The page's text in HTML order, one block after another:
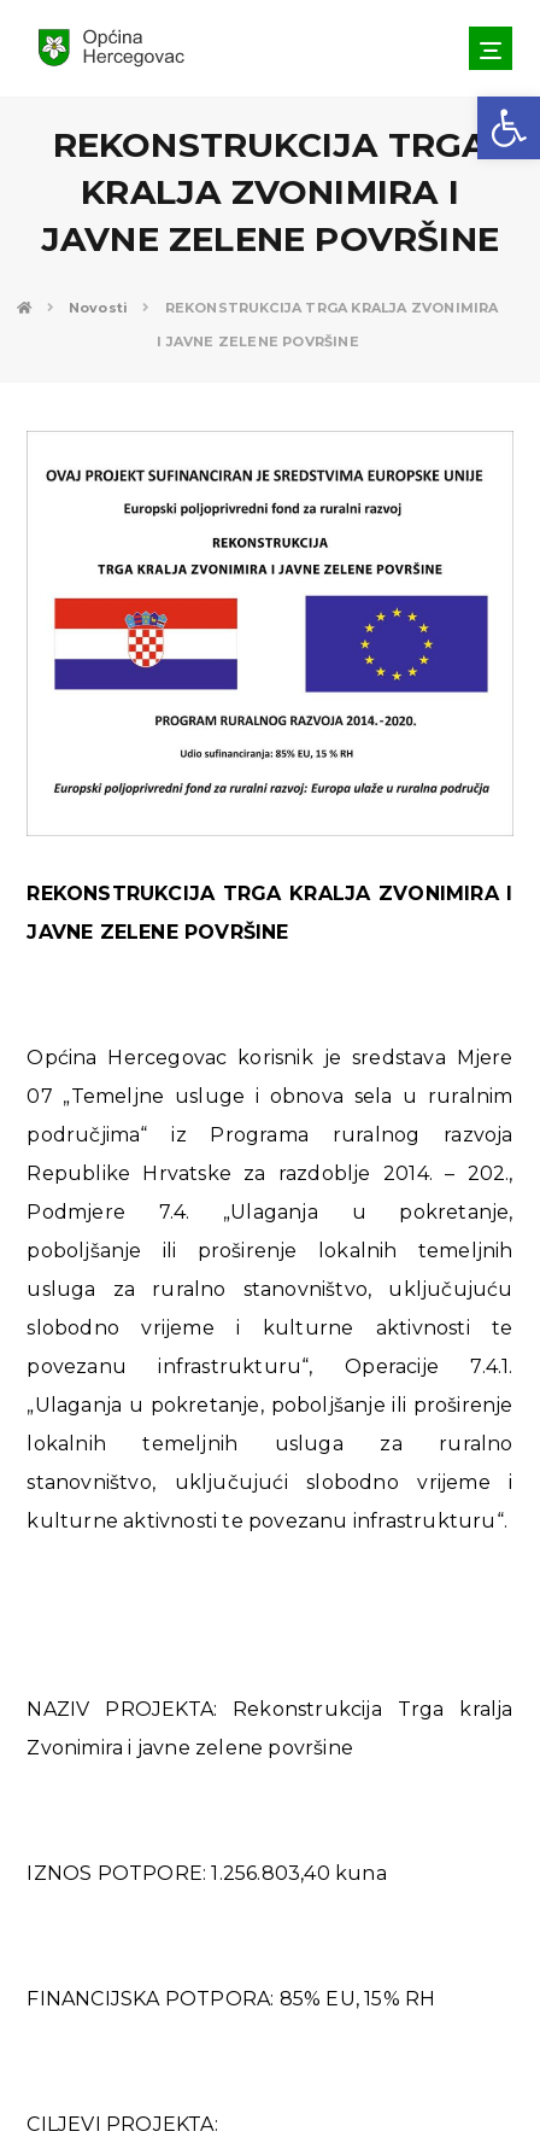
Open toolbar
REKONSTRUKCIJA TRGA
KRALJA ZVONIMIRA I
JAVNE ZELENE POVRŠINE
Novosti
REKONSTRUKCIJA TRGA KRALJA ZVONIMIRA
I JAVNE ZELENE POVRŠINE
REKONSTRUKCIJA TRGA KRALJA ZVONIMIRA I
JAVNE ZELENE POVRŠINE
Općina Hercegovac korisnik je sredstava Mjere
07 „Temeljne usluge i obnova sela u ruralnim
područjima“ iz Programa ruralnog razvoja
Republike Hrvatske za razdoblje 2014. – 202.,
Podmjere 7.4. „Ulaganja u pokretanje,
poboljšanje ili proširenje lokalnih temeljnih
usluga za ruralno stanovništvo, uključujuću
slobodno vrijeme i kulturne aktivnosti te
povezanu infrastrukturu“, Operacije 7.4.1.
„Ulaganja u pokretanje, poboljšanje ili proširenje
lokalnih temeljnih usluga za ruralno
stanovništvo, uključujući slobodno vrijeme i
kulturne aktivnosti te povezanu infrastrukturu“.
NAZIV PROJEKTA: Rekonstrukcija Trga kralja
Zvonimira i javne zelene površine
IZNOS POTPORE: 1.256.803,40 kuna
FINANCIJSKA POTPORA: 85% EU, 15% RH
CILJEVI PROJEKTA: